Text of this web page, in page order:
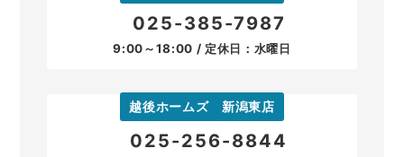
025-385-7987
9:00～18:00 / 定休日：水曜日
越後ホームズ 新潟東店
025-256-8844